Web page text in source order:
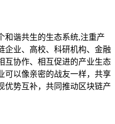
和谐共生的生态系统,注重产
企业、高校、科研机构、金融
互协作、相互促进的产业生态
可以像亲密的战友一样，共享
优势互补，共同推动区块链产